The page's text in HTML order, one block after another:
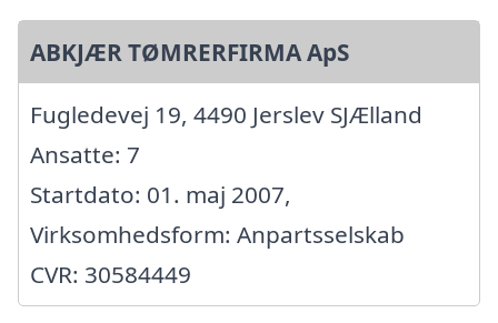
ABKJÆR TØMRERFIRMA ApS
Fugledevej 19, 4490 Jerslev SJÆlland
Ansatte: 7
Startdato: 01. maj 2007,
Virksomhedsform: Anpartsselskab
CVR: 30584449